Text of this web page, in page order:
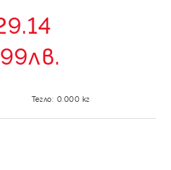
Тегло: 0.000 кг